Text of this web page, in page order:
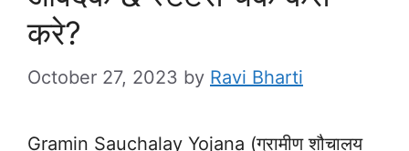
करे?
October 27, 2023 by Ravi Bharti
Gramin Sauchalay Yojana (ग्रामीण शौचालय